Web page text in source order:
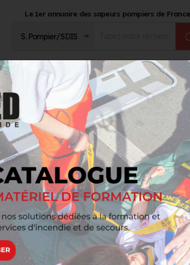
Le 1er annuaire des sapeurs pompiers de
Catalogue Produits
FELIX